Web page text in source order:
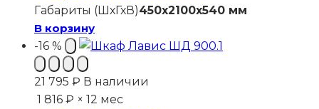
10
299 ₽.
099 ₽.
Габариты (ШхГхВ)450x2100x540 мм
В корзину
-16 %
21 795 ₽ В наличии
1 816 ₽ × 12 мес